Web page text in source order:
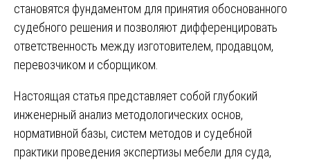
становятся фундаментом для принятия обоснованного
судебного решения и позволяют дифференцировать
ответственность между изготовителем, продавцом,
перевозчиком и сборщиком.
Настоящая статья представляет собой глубокий
инженерный анализ методологических основ,
нормативной базы, систем методов и судебной
практики проведения экспертизы мебели для суда,